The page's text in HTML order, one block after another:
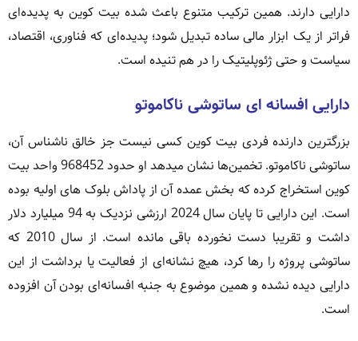
دارایی دارند. همین ترکیب متنوع باعث شده بیت کوین به پدیده‌ای
فراتر از یک ابزار مالی ساده تبدیل شود؛ پدیده‌ای که فناوری، اقتصاد،
سیاست و حتی ژئوپلیتیک را در هم تنیده است.
دارایی افسانه ای ساتوشی ناکاموتو
بزرگترین دارنده فردی بیت کوین کسی نیست جز خالق ناشناس آن،
ساتوشی ناکاموتو. تخمین‌ها نشان میدهد او حدود 968452 واحد بیت
کوین استخراج کرده که بخش عمده آن از پاداش بلوک های اولیه بوده
است. این دارایی تا پایان سال 2024 ارزشی نزدیک به 94 میلیارد دلار
داشت و تقریبا دست نخورده باقی مانده است. از سال 2010 که
ساتوشی پروژه را رها کرد، هیچ نشانه‌ای از فعالیت یا برداشت از این
دارایی دیده نشده و همین موضوع به جنبه افسانه‌ای بودن آن افزوده
است.